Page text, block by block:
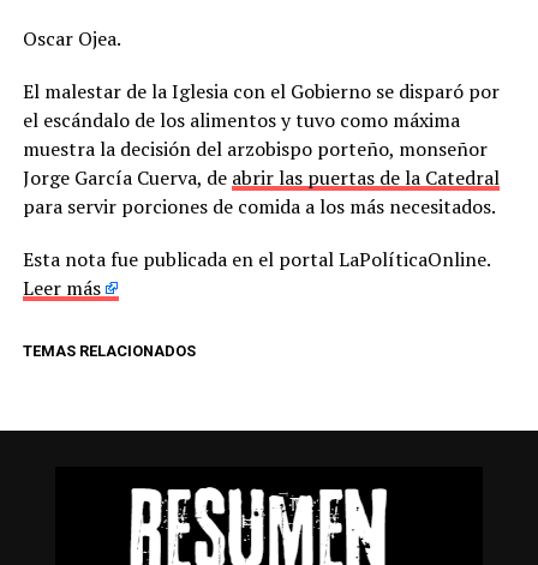
Oscar Ojea.
El malestar de la Iglesia con el Gobierno se disparó por
el escándalo de los alimentos y tuvo como máxima
muestra la decisión del arzobispo porteño, monseñor
Jorge García Cuerva, de abrir las puertas de la Catedral
para servir porciones de comida a los más necesitados.
Esta nota fue publicada en el portal LaPolíticaOnline.
Leer más
TEMAS RELACIONADOS